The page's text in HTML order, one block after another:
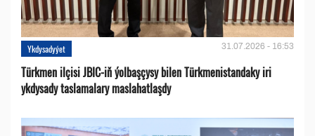
Ykdysadyýet 31.07.2026 - 16:53
Türkmen ilçisi JBIC-iň ýolbaşçysy bilen Türkmenistandaky iri
ykdysady taslamalary maslahatlaşdy